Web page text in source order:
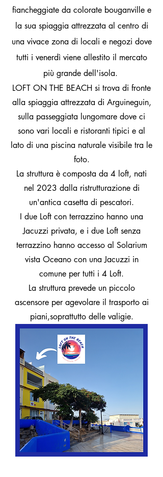
fiancheggiate da colorate bouganville e
la sua spiaggia attrezzata al centro di
una vivace zona di locali e negozi dove
tutti i venerdì viene allestito il mercato
più grande dell'isola.
LOFT ON THE BEACH si trova di fronte
alla spiaggia attrezzata di Arguineguin,
sulla passeggiata lungomare dove ci
sono vari locali e ristoranti tipici e al
lato di una piscina naturale visibile tra le
foto.
La struttura è composta da 4 loft, nati
nel 2023 dalla ristrutturazione di
un'antica casetta di pescatori.
I due Loft con terrazzino hanno una
Jacuzzi privata, e i due Loft senza
terrazzino hanno accesso al Solarium
vista Oceano con una Jacuzzi in
comune per tutti i 4 Loft.
La struttura prevede un piccolo
ascensore per agevolare il trasporto ai
piani,soprattutto delle valigie.